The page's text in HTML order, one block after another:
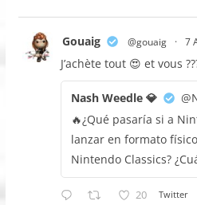
Gouaig @gouaig · 7
J’achète tout 😍 et vous
Nash Weedle 💎
🔥¿Qué pasaría si a
lanzar en formato
Nintendo Classics?
20 Twitter